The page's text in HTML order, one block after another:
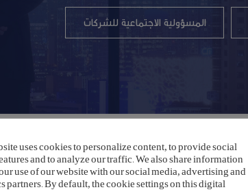
المسؤولية الاجتماعية للشركات
uses cookies to personalize content, to provide social
and to analyze our traffic. We also share information
use of our website with our social media, advertising and
partners. By default, the cookie settings on this digital